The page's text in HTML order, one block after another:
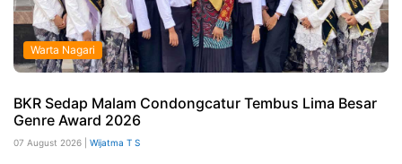
Warta Nagari
BKR Sedap Malam Condongcatur Tembus Lima Besar
Genre Award 2026
07 August 2026 | Wijatma T S